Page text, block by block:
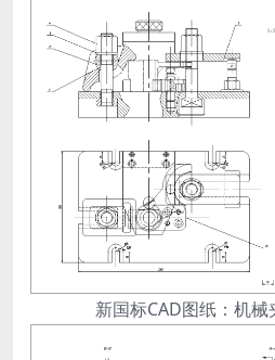
新国标CAD图纸：机